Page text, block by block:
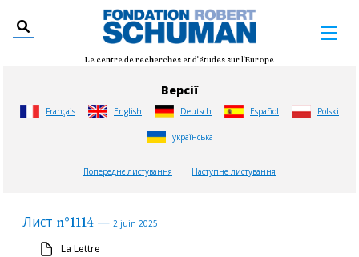
Le centre de recherches et d'études sur l'Europe
Версії
Français English Deutsch Español Polski
українська
Попереднє листування Наступне листування
Лист n°1114 — 2 juin 2025
La Lettre